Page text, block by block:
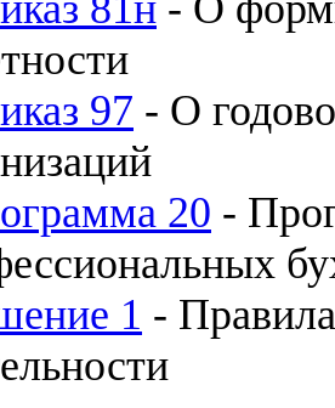
97 - О
20 -
1 -